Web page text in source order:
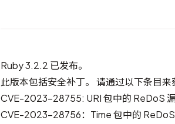
Ruby 3.2.2 已发布。
此版本包括安全补丁。 请通过以下条目来
CVE-2023-28755: URI 包中的 ReDoS
CVE-2023-28756：Time 包中的